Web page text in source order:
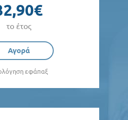
το έτος
Αγορά
εφάπαξ